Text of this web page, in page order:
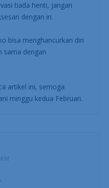
tiada henti, jangan
dengan iri.
bisa menghancurkan diri
sama dengan
artikel ini, semoga
minggu kedua Februari.